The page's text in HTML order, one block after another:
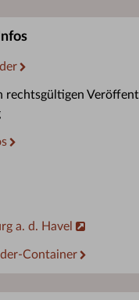
rechtsgültigen
a. d. Havel
Container